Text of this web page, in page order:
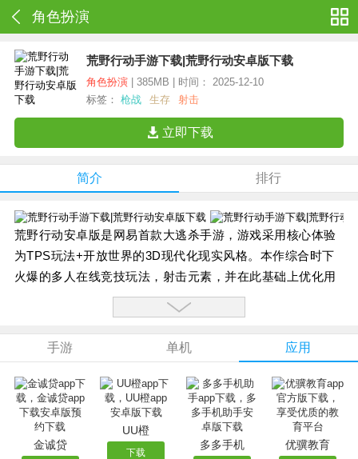
角色扮演
荒野行动手游下载|荒野行动安卓版下载
角色扮演| 385MB | 时间： 2025-12-10
标签： 枪战 生存 射击
立即下载
简介 排行
荒野行动安卓版是网易首款大逃杀手游，游戏采用核心体验
为TPS玩法+开放世界的3D现代化现实风格。本作综合时下
火爆的多人在线竞技玩法，射击元素，并在此基础上优化用
户体验，注重提供优质的组队玩法与客户服务，营造一个和
【游戏特色】：
1、第一人称视觉射击，超刺激真实枪战快感；
2、融入生存、RPG、射击等多种趣味玩法；
3、玩家将通过自己的实力在荒野世界生存下去。
手游 单机 应用
金诚贷
UU橙
下载
多多手机 优骥教育